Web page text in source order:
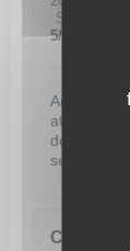
Service
5/5
Accueil
de l entrée
seduit